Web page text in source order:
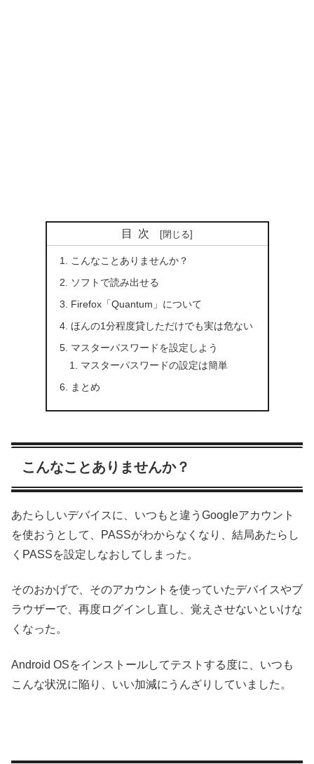
目次
こんなことありませんか？
ソフトで読み出せる
Firefox「Quantum」について
ほんの1分程度貸しただけでも実は危ない
マスターパスワードを設定しよう
マスターパスワードの設定は簡単
まとめ
こんなことありませんか？
あたらしいデバイスに、いつもと違うGoogleアカウント
を使おうとして、PASSがわからなくなり、結局あたらし
くPASSを設定しなおしてしまった。
そのおかげで、そのアカウントを使っていたデバイスやブ
ラウザーで、再度ログインし直し、覚えさせないといけな
くなった。
Android OSをインストールしてテストする度に、いつも
こんな状況に陥り、いい加減にうんざりしていました。